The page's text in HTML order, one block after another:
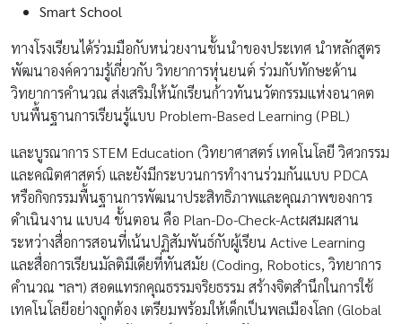
Smart School
ทางโรงเรียนได้ร่วมมือกับหน่วยงานชั้นนำของประเทศ นำหลักสูตร
พัฒนาองค์ความรู้เกี่ยวกับ วิทยาการหุ่นยนต์ ร่วมกับทักษะด้าน
วิทยาการคำนวณ ส่งเสริมให้นักเรียนก้าวทันนวัตกรรมแห่งอนาคต
บนพื้นฐานการเรียนรู้แบบ Problem-Based Learning (PBL)
และบูรณาการ STEM Education (วิทยาศาสตร์ เทคโนโลยี วิศวกรรม
และคณิตศาสตร์) และยังมีกระบวนการทำงานร่วมกันแบบ PDCA
หรือกิจกรรมพื้นฐานการพัฒนาประสิทธิภาพและคุณภาพของการ
ดำเนินงาน แบบ4 ขั้นตอน คือ Plan-Do-Check-Actผสมผสาน
ระหว่างสื่อการสอนที่เน้นปฏิสัมพันธ์กับผู้เรียน Active Learning
และสื่อการเรียนมัลติมีเดียที่ทันสมัย (Coding, Robotics, วิทยาการ
คำนวณ ฯลฯ) สอดแทรกคุณธรรมจริยธรรม สร้างจิตสำนึกในการใช้
เทคโนโลยีอย่างถูกต้อง เตรียมพร้อมให้เด็กเป็นพลเมืองโลก (Global